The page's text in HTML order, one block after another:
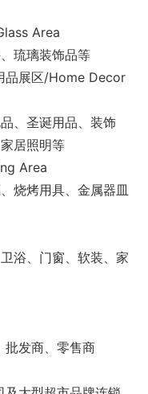
Area
琉璃装饰品等
品展区/Home Decor
、圣诞用品、装饰
居照明等
Area
烧烤用具、金属器皿
浴、门窗、软装、家
发商、零售商